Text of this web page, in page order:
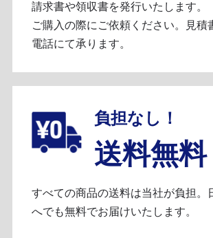
請求書や領収書を発行いたします。
ご購入の際にご依頼ください。見積
電話にて承ります。
負担なし！
送料無料
すべての商品の送料は当社が負担。
へでも無料でお届けいたします。